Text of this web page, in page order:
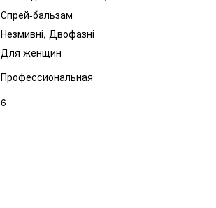
Спрей-бальзам
Незмивні, Двофазні
Для женщин
Профессиональная
6